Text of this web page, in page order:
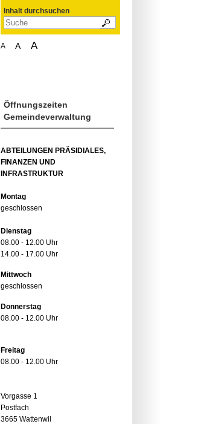
Inhalt durchsuchen
A A A
Öffnungszeiten
Gemeindeverwaltung
ABTEILUNGEN PRÄSIDIALES,
FINANZEN UND
INFRASTRUKTUR
Montag
geschlossen
Dienstag
08.00 - 12.00 Uhr
14.00 - 17.00 Uhr
Mittwoch
geschlossen
Donnerstag
08.00 - 12.00 Uhr
Freitag
08.00 - 12.00 Uhr
Vorgasse 1
Postfach
3665 Wattenwil